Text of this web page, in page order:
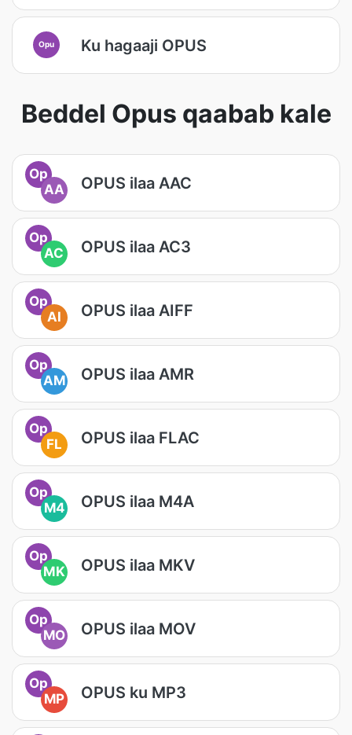
Opu Ku hagaaji OPUS
Beddel Opus qaabab kale
Op
AA
OPUS ilaa AAC
Op
AC
OPUS ilaa AC3
Op
AI
OPUS ilaa AIFF
Op
AM
OPUS ilaa AMR
Op
FL
OPUS ilaa FLAC
Op
M4
OPUS ilaa M4A
Op
MK
OPUS ilaa MKV
Op
MO
OPUS ilaa MOV
Op
MP
OPUS ku MP3